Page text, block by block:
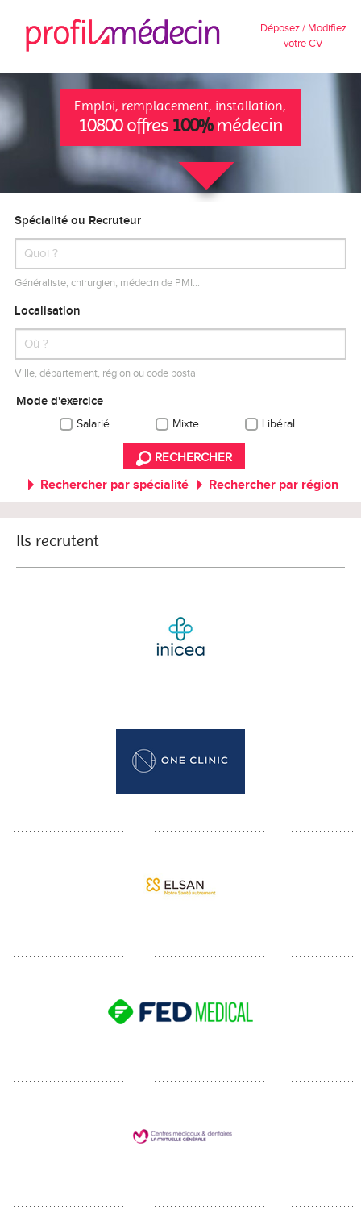
Déposez / Modifiez
votre CV
Emploi, remplacement, installation,
10800 offres 100%médecin
Spécialité ou Recruteur
Généraliste, chirurgien, médecin de PMI…
Localisation
Ville, département, région ou code postal
Mode d'exercice
Salarié Mixte Libéral
RECHERCHER
Rechercher par spécialité Rechercher par région
Ils recrutent